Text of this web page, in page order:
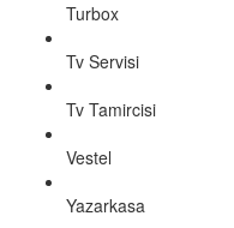
Turbox
Tv Servisi
Tv Tamircisi
Vestel
Yazarkasa